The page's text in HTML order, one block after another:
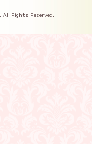
. All Rights Reserved.